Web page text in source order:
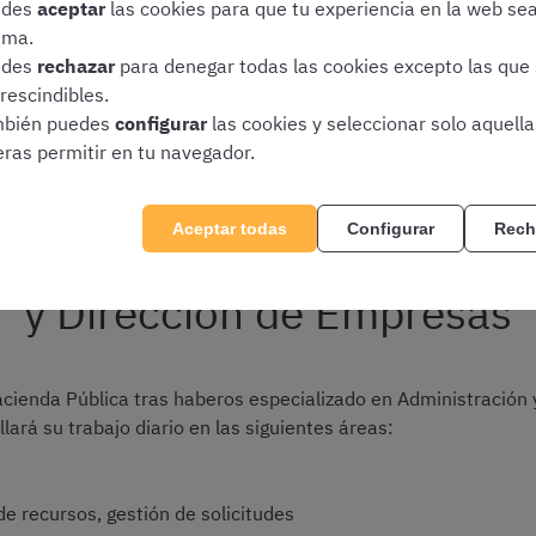
Hacienda con el grado
y Dirección de Empresas
Pública tras haberos especializado en Administración
su trabajo diario en las siguientes áreas:
recursos, gestión de solicitudes
aceptar las cookies para que tu experiencia en la web sea
rechazar para denegar todas las cookies excepto las que
puedes configurar las cookies y seleccionar solo
permitir en tu navegador.
Aceptar todas Configurar